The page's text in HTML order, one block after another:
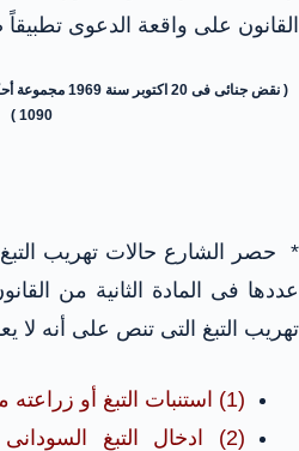
القانون على واقعة الدعوى
1090 )
* حصر الشارع حالات تهريب
تهريب التبغ التى تنص على أنه لا
(1) استنبات التبغ أو زراعته محلياً
(2) ادخال التبغ